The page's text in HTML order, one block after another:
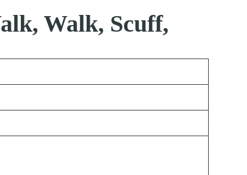
Walk, Scuff,